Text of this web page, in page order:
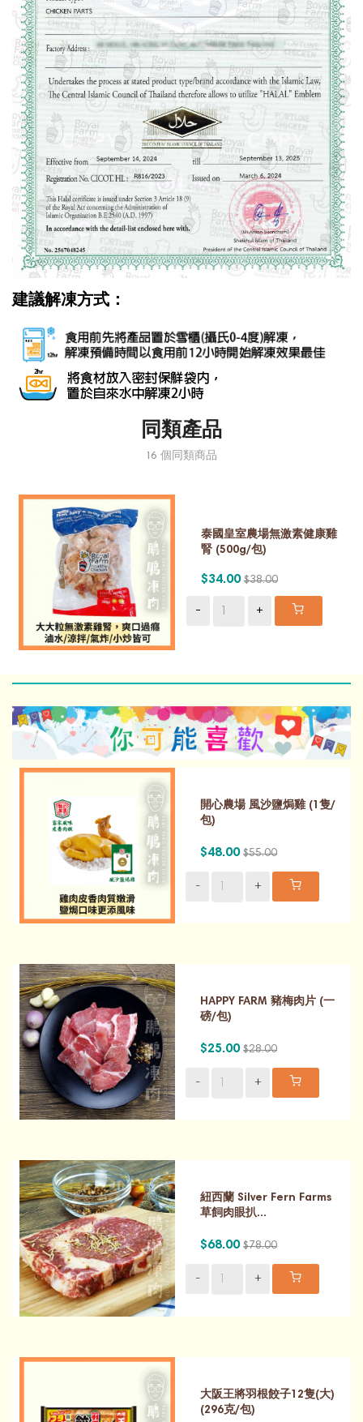
建議解凍方式：
同類產品
16 個同類商品
泰國皇室農場無激素健康雞
腎 (500g/包)
$34.00 $38.00
- +
開心農場 風沙鹽焗雞 (1隻/
包)
$48.00 $55.00
- +
HAPPY FARM 豬梅肉片 (一
磅/包)
$25.00 $28.00
- +
紐西蘭 Silver Fern Farms
草飼肉眼扒...
$68.00 $78.00
- +
大阪王將羽根餃子12隻(大)
(296克/包)